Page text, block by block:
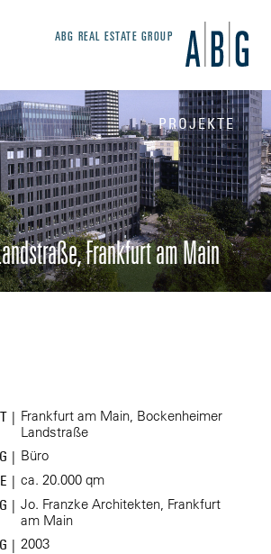
ABG REAL ESTATE GROUP
PROJEKTE
Frankfurt am Main
| Frankfurt am Main, Bockenheimer
Landstraße
| Büro
| ca. 20.000 qm
| Jo. Franzke Architekten, Frankfurt
am Main
| 2003